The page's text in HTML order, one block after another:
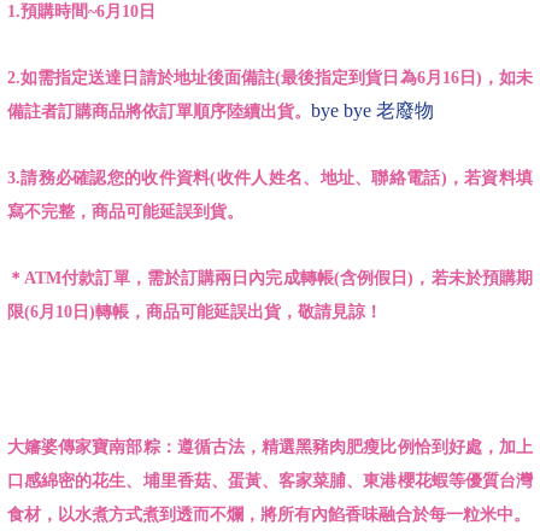
1.預購時間~6月10日
2.如需指定送達日請於地址後面備註(最後指定到貨日為6月16日)，如未
備註者訂購商品將依訂單順序陸續出貨。 bye bye 老廢物
3.請務必確認您的收件資料(收件人姓名、地址、聯絡電話)，若資料填
寫不完整，商品可能延誤到貨。
＊ATM付款訂單，需於訂購兩日內完成轉帳(含例假日)，若未於預購期
限(6月10日)轉帳，商品可能延誤出貨，敬請見諒！
大嬸婆傳家寶南部粽：遵循古法，精選黑豬肉肥瘦比例恰到好處，加上
口感綿密的花生、埔里香菇、蛋黃、客家菜脯、東港櫻花蝦等優質台灣
食材，以水煮方式煮到透而不爛，將所有內餡香味融合於每一粒米中。